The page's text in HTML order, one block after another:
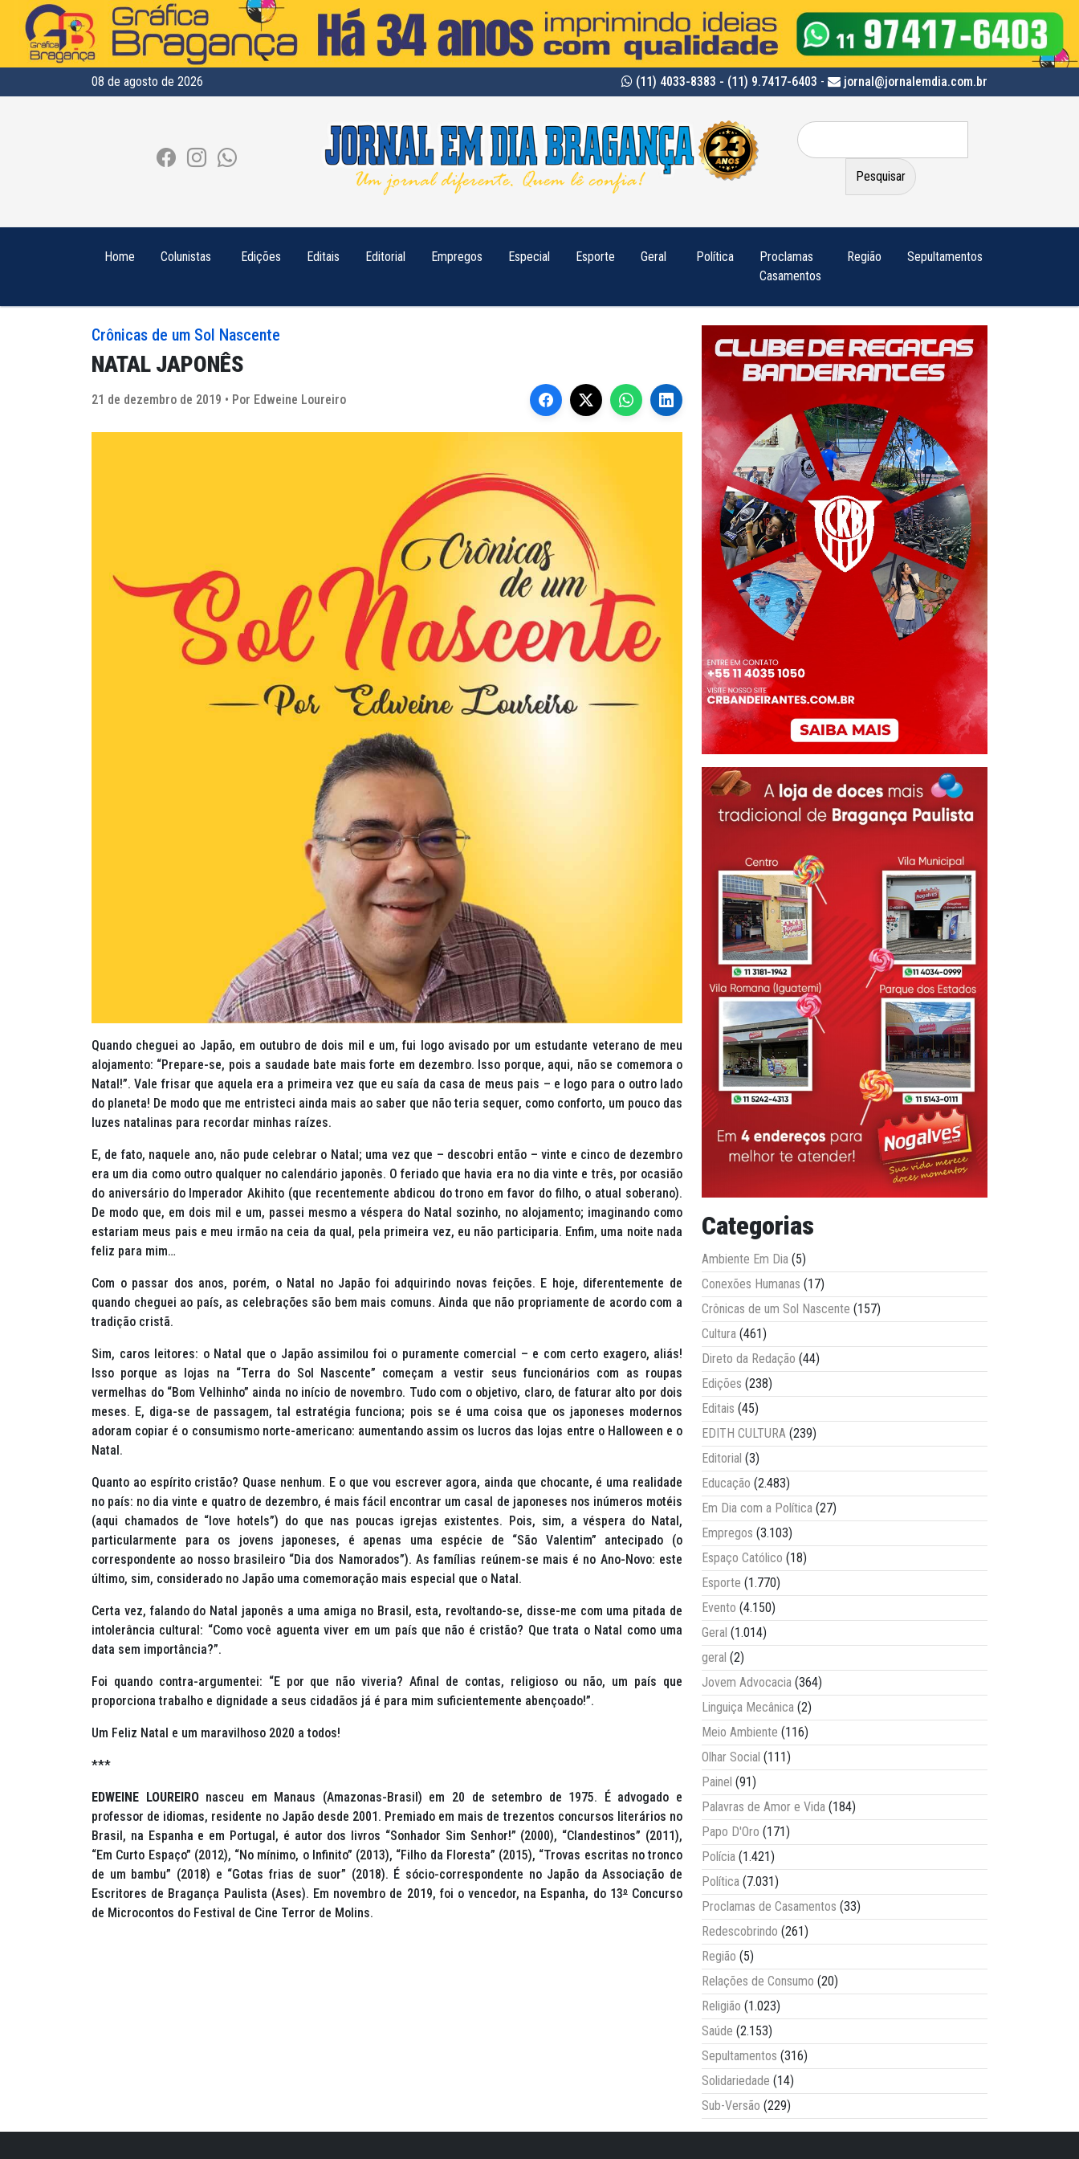
08 de agosto de 2026 (11) 4033-8383 - (11) 9.7417-6403 - jornal@jornalemdia.com.br
Pesquisar
por:
Home Colunistas Edições Editais Editorial Empregos Especial Esporte Geral Política
Proclamas
Casamentos
Região Sepultamentos
Crônicas de um Sol Nascente
NATAL JAPONÊS
21 de dezembro de 2019 • Por Edweine Loureiro
Quando cheguei ao Japão, em outubro de dois mil e um, fui logo avisado por um estudante veterano de meu
alojamento: “Prepare-se, pois a saudade bate mais forte em dezembro. Isso porque, aqui, não se comemora o
Natal!”. Vale frisar que aquela era a primeira vez que eu saía da casa de meus pais – e logo para o outro lado
do planeta! De modo que me entristeci ainda mais ao saber que não teria sequer, como conforto, um pouco das
luzes natalinas para recordar minhas raízes.
E, de fato, naquele ano, não pude celebrar o Natal; uma vez que – descobri então – vinte e cinco de dezembro
era um dia como outro qualquer no calendário japonês. O feriado que havia era no dia vinte e três, por ocasião
do aniversário do Imperador Akihito (que recentemente abdicou do trono em favor do filho, o atual soberano).
De modo que, em dois mil e um, passei mesmo a véspera do Natal sozinho, no alojamento; imaginando como
estariam meus pais e meu irmão na ceia da qual, pela primeira vez, eu não participaria. Enfim, uma noite nada
feliz para mim…
Com o passar dos anos, porém, o Natal no Japão foi adquirindo novas feições. E hoje, diferentemente de
quando cheguei ao país, as celebrações são bem mais comuns. Ainda que não propriamente de acordo com a
tradição cristã.
Sim, caros leitores: o Natal que o Japão assimilou foi o puramente comercial – e com certo exagero, aliás!
Isso porque as lojas na “Terra do Sol Nascente” começam a vestir seus funcionários com as roupas
vermelhas do “Bom Velhinho” ainda no início de novembro. Tudo com o objetivo, claro, de faturar alto por dois
meses. E, diga-se de passagem, tal estratégia funciona; pois se é uma coisa que os japoneses modernos
adoram copiar é o consumismo norte-americano: aumentando assim os lucros das lojas entre o Halloween e o
Natal.
Quanto ao espírito cristão? Quase nenhum. E o que vou escrever agora, ainda que chocante, é uma realidade
no país: no dia vinte e quatro de dezembro, é mais fácil encontrar um casal de japoneses nos inúmeros motéis
(aqui chamados de “ love hotels”) do que nas poucas igrejas existentes. Pois, sim, a véspera do Natal,
particularmente para os jovens japoneses, é apenas uma espécie de “São Valentim” antecipado (o
correspondente ao nosso brasileiro “Dia dos Namorados”). As famílias reúnem-se mais é no Ano-Novo: este
último, sim, considerado no Japão uma comemoração mais especial que o Natal.
Certa vez, falando do Natal japonês a uma amiga no Brasil, esta, revoltando-se, disse-me com uma pitada de
intolerância cultural: “Como você aguenta viver em um país que não é cristão? Que trata o Natal como uma
data sem importância?”.
Foi quando contra-argumentei: “E por que não viveria? Afinal de contas, religioso ou não, um país que
proporciona trabalho e dignidade a seus cidadãos já é para mim suficientemente abençoado!”.
Um Feliz Natal e um maravilhoso 2020 a todos!
***
EDWEINE LOUREIROnasceu em Manaus (Amazonas-Brasil) em 20 de setembro de 1975. É advogado e
professor de idiomas, residente no Japão desde 2001. Premiado em mais de trezentos concursos literários no
Brasil, na Espanha e em Portugal, é autor dos livros “Sonhador Sim Senhor!” (2000), “Clandestinos” (2011),
“Em Curto Espaço” (2012), “No mínimo, o Infinito” (2013), “Filho da Floresta” (2015), “Trovas escritas no tronco
de um bambu” (2018) e “Gotas frias de suor” (2018). É sócio-correspondente no Japão da Associação de
Escritores de Bragança Paulista (Ases). Em novembro de 2019, foi o vencedor, na Espanha, do 13ºConcurso
de Microcontos do Festival de Cine Terror de Molins.
Categorias
Ambiente Em Dia (5)
Conexões Humanas (17)
Crônicas de um Sol Nascente (157)
Cultura (461)
Direto da Redação (44)
Edições (238)
Editais (45)
EDITH CULTURA (239)
Editorial (3)
Educação (2.483)
Em Dia com a Política (27)
Empregos (3.103)
Espaço Católico (18)
Esporte (1.770)
Evento (4.150)
Geral (1.014)
geral (2)
Jovem Advocacia (364)
Linguiça Mecânica (2)
Meio Ambiente (116)
Olhar Social (111)
Painel (91)
Palavras de Amor e Vida (184)
Papo D'Oro (171)
Polícia (1.421)
Política (7.031)
Proclamas de Casamentos (33)
Redescobrindo (261)
Região (5)
Relações de Consumo (20)
Religião (1.023)
Saúde (2.153)
Sepultamentos (316)
Solidariedade (14)
Sub-Versão (229)